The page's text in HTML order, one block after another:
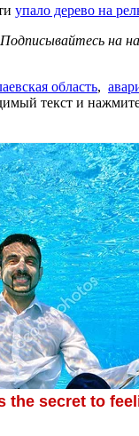
упало дерево на
на
область,
текст и